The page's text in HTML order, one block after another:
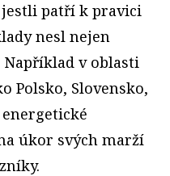
patří k pravici
nesl nejen
v oblasti
Polsko, Slovensko,
úkor svých marží